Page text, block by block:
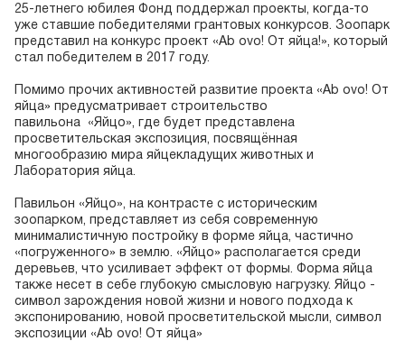
25-летнего юбилея Фонд поддержал проекты, когда-то
уже ставшие победителями грантовых конкурсов. Зоопарк
представил на конкурс проект «Ab ovo! От яйца!», который
стал победителем в 2017 году.
Помимо прочих активностей развитие проекта «Ab ovo! От
яйца» предусматривает строительство
павильона «Яйцо», где будет представлена
просветительская экспозиция, посвящённая
многообразию мира яйцекладущих животных и
Лаборатория яйца.
Павильон «Яйцо», на контрасте с историческим
зоопарком, представляет из себя современную
минималистичную постройку в форме яйца, частично
«погруженного» в землю. «Яйцо» располагается среди
деревьев, что усиливает эффект от формы. Форма яйца
также несет в себе глубокую смысловую нагрузку. Яйцо -
символ зарождения новой жизни и нового подхода к
экспонированию, новой просветительской мысли, символ
экспозиции «Ab ovo! От яйца»